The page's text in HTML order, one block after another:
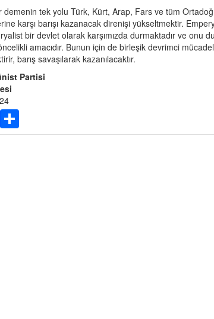
demenin tek yolu Türk, Kürt, Arap, Fars ve tüm
karşı barışı kazanacak direnişi yükseltmektir.
bir devlet olarak karşımızda durmaktadır ve onu
amacıdır. Bunun için de birleşik devrimci
barış savaşılarak kazanılacaktır.
Partisi
Twitter